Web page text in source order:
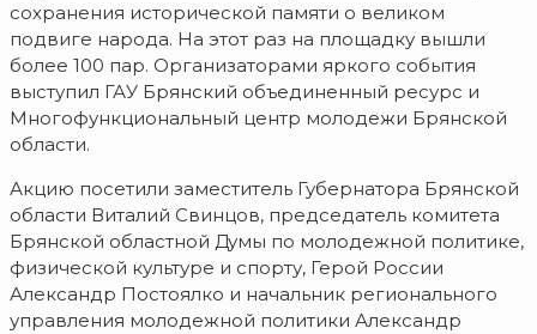
сохранения исторической памяти о великом
подвиге народа. На этот раз на площадку вышли
более 100 пар. Организаторами яркого события
выступил ГАУ Брянский объединенный ресурс и
Многофункциональный центр молодежи Брянской
области.
Акцию посетили заместитель Губернатора Брянской
области Виталий Свинцов, председатель комитета
Брянской областной Думы по молодежной политике,
физической культуре и спорту, Герой России
Александр Постоялко и начальник регионального
управления молодежной политики Александр